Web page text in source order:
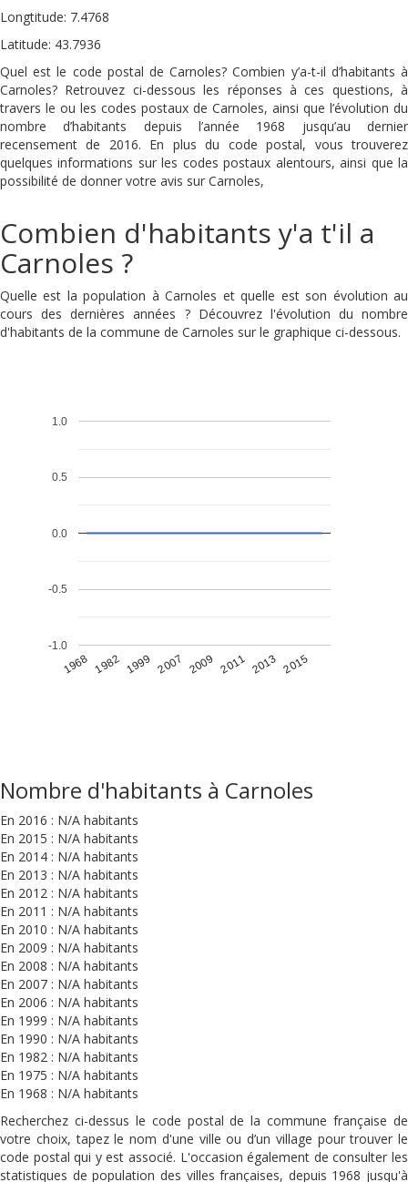
Longtitude: 7.4768
Latitude: 43.7936
Quel est le code postal de Carnoles? Combien y’a-t-il d’habitants à
Carnoles? Retrouvez ci-dessous les réponses à ces questions, à
travers le ou les codes postaux de Carnoles, ainsi que l’évolution du
nombre d’habitants depuis l’année 1968 jusqu’au dernier
recensement de 2016. En plus du code postal, vous trouverez
quelques informations sur les codes postaux alentours, ainsi que la
possibilité de donner votre avis sur Carnoles,
Combien d'habitants y'a t'il a
Carnoles ?
Quelle est la population à Carnoles et quelle est son évolution au
cours des dernières années ? Découvrez l'évolution du nombre
d'habitants de la commune de Carnoles sur le graphique ci-dessous.
1968 1982 1999 2007 2009 2011 2013 2015
-1.0
-0.5
0.0
0.5
1.0
Nombre d'habitants à Carnoles
En 2016 : N/A habitants
En 2015 : N/A habitants
En 2014 : N/A habitants
En 2013 : N/A habitants
En 2012 : N/A habitants
En 2011 : N/A habitants
En 2010 : N/A habitants
En 2009 : N/A habitants
En 2008 : N/A habitants
En 2007 : N/A habitants
En 2006 : N/A habitants
En 1999 : N/A habitants
En 1990 : N/A habitants
En 1982 : N/A habitants
En 1975 : N/A habitants
En 1968 : N/A habitants
Recherchez ci-dessus le code postal de la commune française de
votre choix, tapez le nom d'une ville ou d’un village pour trouver le
code postal qui y est associé. L'occasion également de consulter les
statistiques de population des villes françaises, depuis 1968 jusqu'à